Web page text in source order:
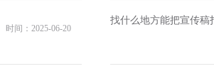
时间：2025-06-20
找什么地方能把宣传稿